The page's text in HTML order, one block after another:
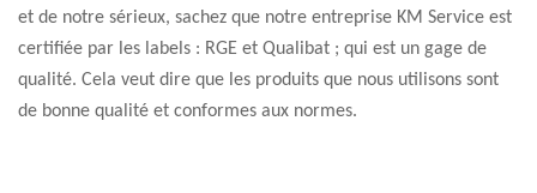
et de notre sérieux, sachez que notre entreprise KM Service est
certifiée par les labels : RGE et Qualibat ; qui est un gage de
qualité. Cela veut dire que les produits que nous utilisons sont
de bonne qualité et conformes aux normes.